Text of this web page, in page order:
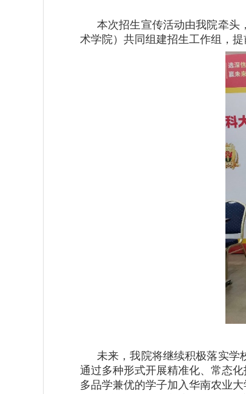
本次招生宣传活动由我院牵头
术学院）共同组建招生工作组，
未来，我院将继续积极落实学
通过多种形式开展精准化、常态
多品学兼优的学子加入华南农业